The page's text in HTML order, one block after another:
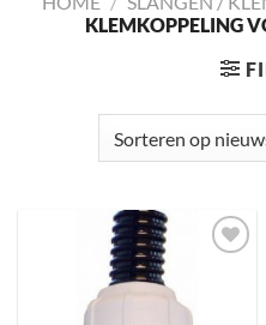
KLEMKOPPELING
verlanglijst